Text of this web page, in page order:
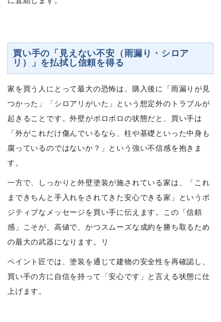
買い手の「見えない不安（雨漏り・シロア
リ）」を払拭し信頼を得る
家を買う人にとって最大の恐怖は、購入後に「雨漏りが見
つかった」「シロアリがいた」という想定外のトラブルが
起きることです。外壁がボロボロの状態だと、買い手は
「外がこれだけ傷んでいるなら、柱や基礎といった中身も
腐っているのではないか？」という強い不信感を抱きま
す。
一方で、しっかりと外壁塗装が施されている家は、「これ
まできちんと手入れをされてきた安心できる家」というポ
ジティブなメッセージを買い手に伝えます。この「信頼
感」こそが、高値で、かつスムーズな成約を勝ち取るため
の最大の武器になります。リ
ペイント匠では、塗装を通じて建物の安全性を再確認し、
買い手の方に自信を持って「安心です」と言える状態に仕
上げます。